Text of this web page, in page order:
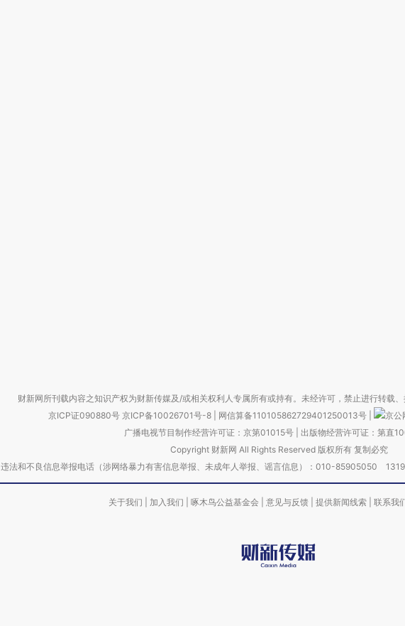
财新网所刊载内容之知识产权为财新传媒及/或相关权利人专属所有或持有。未经许可，禁止进行转载、
京ICP证090880号 京ICP备10026701号-8 网信算备110105862729401250013号
京公
广播电视节目制作经营许可证：京第01015号| 出版物经营许可证：第直
Copyright 财新网 All Rights Reserved 版权所有 复制必究
违法和不良信息举报电话（涉网络暴力有害信息举报、未成年人举报、谣言信息）：010-85905050
关于我们 加入我们 啄木鸟公益基金会 意见与反馈 提供新闻线索 联系我